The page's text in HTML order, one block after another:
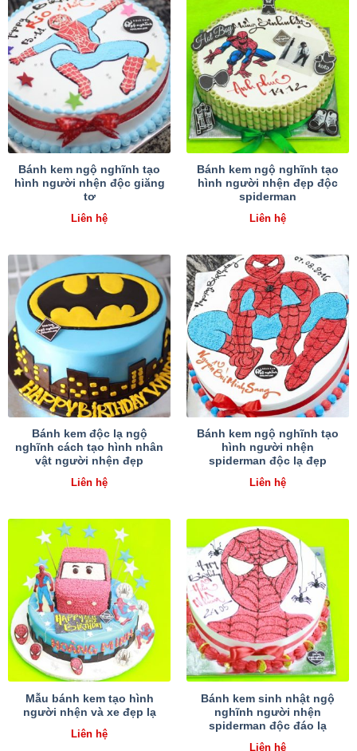
Bánh kem ngộ nghĩnh tạo
hình người nhện độc giăng
tơ
Liên hệ
Bánh kem ngộ nghĩnh tạo
hình người nhện đẹp độc
spiderman
Liên hệ
Bánh kem độc lạ ngộ
nghĩnh cách tạo hình nhân
vật người nhện đẹp
Liên hệ
Bánh kem ngộ nghĩnh tạo
hình người nhện
spiderman độc lạ đẹp
Liên hệ
Mẫu bánh kem tạo hình
người nhện và xe đẹp lạ
Liên hệ
Bánh kem sinh nhật ngộ
nghĩnh người nhện
spiderman độc đáo lạ
Liên hệ